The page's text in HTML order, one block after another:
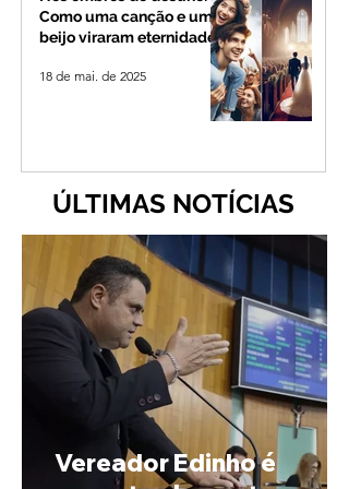
Como uma canção e um
beijo viraram eternidade
18 de mai. de 2025
ÚLTIMAS NOTÍCIAS
Vereador Edinho é